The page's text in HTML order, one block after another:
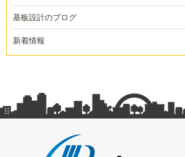
基板設計のブログ
新着情報